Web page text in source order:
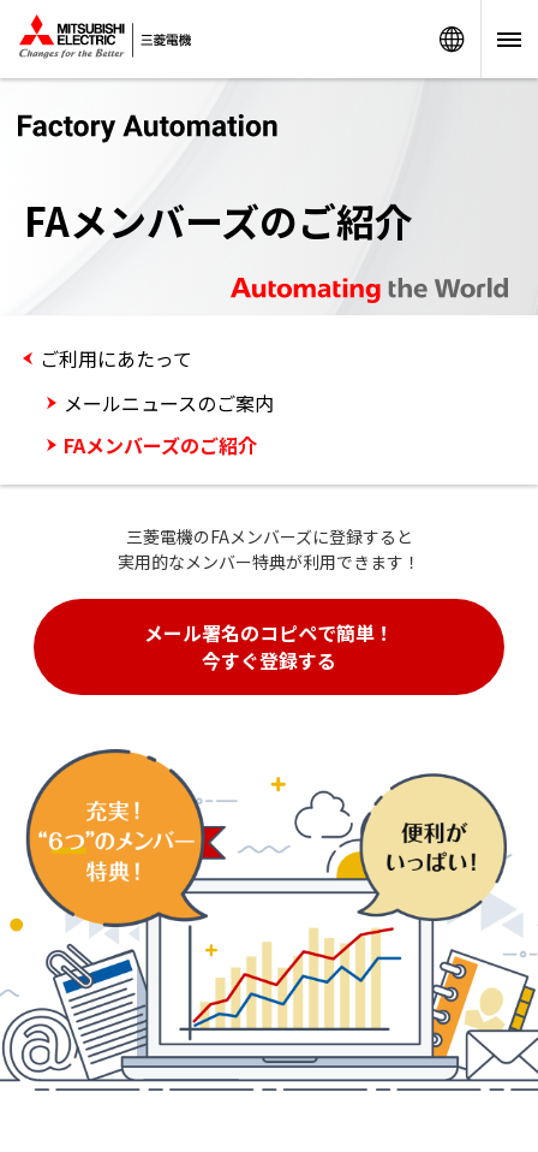
FAメンバーズのご紹介
ご利用にあたって
メールニュースのご案内
FAメンバーズのご紹介
三菱電機のFAメンバーズに登録すると
実用的なメンバー特典が利用できます！
メール署名のコピペで簡単！
今すぐ登録する